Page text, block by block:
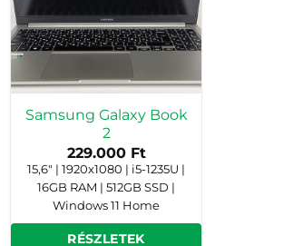
Samsung Galaxy Book
2
229.000 Ft
15,6" | 1920x1080 | i5-1235U |
16GB RAM | 512GB SSD |
Windows 11 Home
RÉSZLETEK